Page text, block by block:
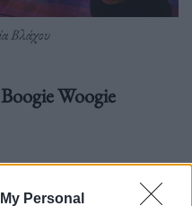
Personal
Βλάχου
Woogie
τους Rollin’ Foxes
HiROLLERS